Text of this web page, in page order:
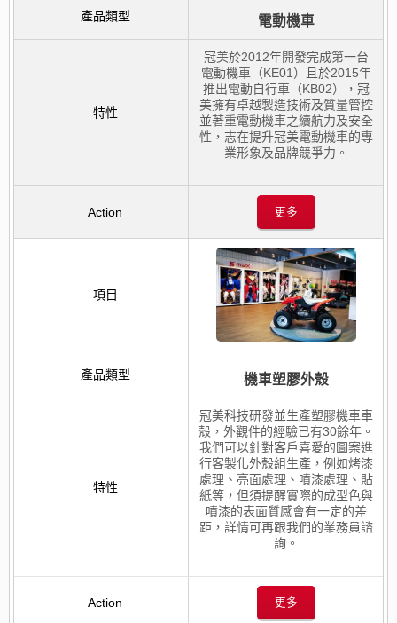
電動機車
冠美於2012年開發完成第一台
電動機車（KE01）且於2015年
推出電動自行車（KB02），冠
美擁有卓越製造技術及質量管控
並著重電動機車之續航力及安全
性，志在提升冠美電動機車的專
業形象及品牌競爭力。
更多
機車塑膠外殼
冠美科技研發並生產塑膠機車車
殼，外觀件的經驗已有30餘年。
我們可以針對客戶喜愛的圖案進
行客製化外殼組生產，例如烤漆
處理、亮面處理、噴漆處理、貼
紙等，但須提醒實際的成型色與
噴漆的表面質感會有一定的差
距，詳情可再跟我們的業務員諮
詢。
更多